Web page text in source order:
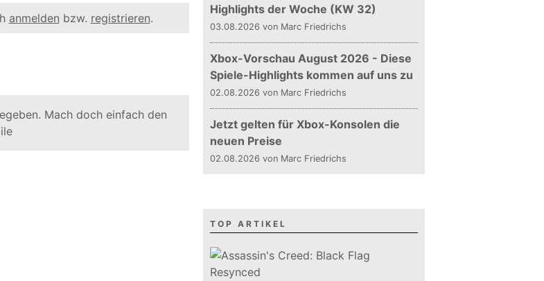
anmelden bzw. registrieren.
Mach doch einfach den
Highlights der Woche (KW 32)
03.08.2026 von Marc Friedrichs
Xbox-Vorschau August 2026 - Diese
Spiele-Highlights kommen auf uns zu
02.08.2026 von Marc Friedrichs
Jetzt gelten für Xbox-Konsolen die
neuen Preise
02.08.2026 von Marc Friedrichs
TOP ARTIKEL